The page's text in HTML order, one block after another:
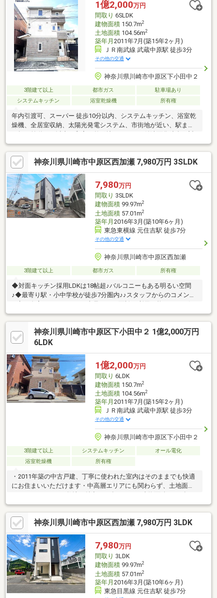
1億2,000万円
間取り 6SLDK
建物面積150.7m2
土地面積104.56m2
築年月 2011年7月(築15年2ヶ月)
ＪＲ南武線 武蔵中原駅 徒歩3分
その他の交通
神奈川県川崎市中原区下小田中２
3階建て以上 都市ガス
駐車場あり
システムキッチン
浴室乾燥機 所有権
年内引渡可、スーパー 徒歩10分以内、システムキッチン、浴室乾
燥機、全居室収納、太陽光発電システム、市街地が近い、駅まで
面式キッチン、ハイルーフ駐車場、トイレ２ヶ所、浴室１坪以
上、複層ガラス、オートバス、浴室に窓、都市近郊、前面棟無、
通風良好、ＩＨクッキングヒーター、３階建以上、リビング階
段、全居室複層ガラスか複層サッシ、都市ガス、小学校 徒歩10分
以内、平坦地、２世帯住宅、可動間仕切り、納戸、浄水器
神奈川県川崎市中原区西加瀬 7,980万円 3SLDK
7,980万円
間取り 3SLDK
建物面積99.97m2
土地面積57.01m2
築年月 2016年3月(築10年6ヶ月)
東急東横線 元住吉駅 徒歩7分
その他の交通
神奈川県川崎市中原区西加瀬
3階建て以上 都市ガス 所有権
◆対面キッチン採用LDKは18帖超♪バルコニーもある明るい空間
♪◆最寄り駅・小中学校が徒歩7分圏内♪♪スタッフからのコメント
軽にお問い合わせください。◇「横浜・川崎」の最新物件はもち
ろん、「住宅ローンにも強い会社」です。◇「新川崎駅徒歩４
分」に店舗がございますので、お気軽にご来店下さい。◇お車で
ご来社の際は、近隣駐車場ご案内いたします。◇現地見学をご希
神奈川県川崎市中原区下小田中２ 1億2,000万円
6LDK
1億2,000万円
間取り 6LDK
建物面積150.7m2
土地面積104.56m2
築年月 2011年7月(築15年2ヶ月)
ＪＲ南武線 武蔵中原駅 徒歩3分
その他の交通
神奈川県川崎市中原区下小田中２
3階建て以上 システムキッチン
オール電化
浴室乾燥機
所有権
・2011年築の中古戸建、丁寧に使われた室内はそのままでも快適
にお住まいいただけます・中高層エリアにも関わらず、土地面積
二世帯住宅仕様、親世帯・子世帯それぞれのプライバシーにも配
慮された建築。・JR南武線「武蔵中原」駅徒歩3分の好立地、通
勤通学や日々のお買い物もスムーズ。・将来を見据えた住まいと
しても、賃貸併用など多様な活用が検討できる柔軟性の高さも魅
力。■シティネットは元住吉駅から徒歩１分！ぜひこの機会に現
地の雰囲気をご覧になってみませんか？車でのご送迎や周辺での
お待ち合わせなど柔軟にご対応させていただきます。
神奈川県川崎市中原区西加瀬 7,980万円 3LDK
7,980万円
間取り 3LDK
建物面積99.97m2
土地面積57.01m2
築年月 2016年3月(築10年6ヶ月)
東急目黒線 元住吉駅 徒歩7分